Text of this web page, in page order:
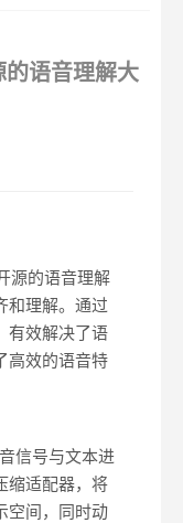
语音理解大
源的语音理解
和理解。通过
有效解决了语
高效的语音特
信号与文本进
缩适配器，将
空间，同时动